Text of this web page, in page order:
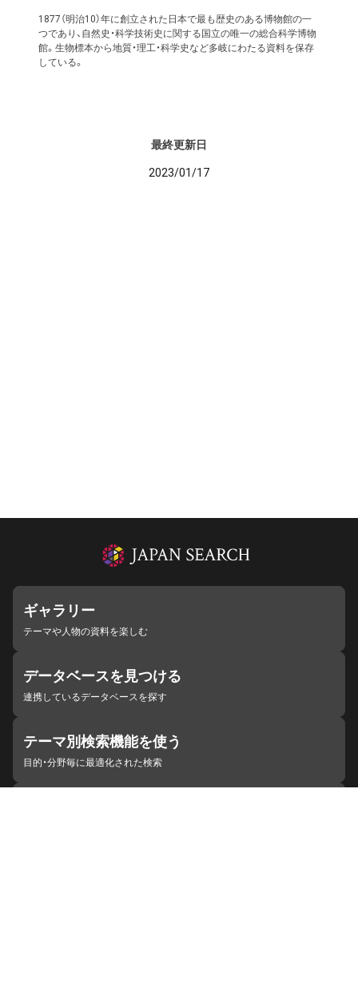
1877（明治10）年に創立された日本で最も歴史のある博物館の一
つであり、自然史・科学技術史に関する国立の唯一の総合科学博物
館。生物標本から地質・理工・科学史など多岐にわたる資料を保存
している。
最終更新日
2023/01/17
ギャラリー
テーマや人物の資料を楽しむ
データベースを見つける
連携しているデータベースを探す
テーマ別検索機能を使う
目的・分野毎に最適化された検索